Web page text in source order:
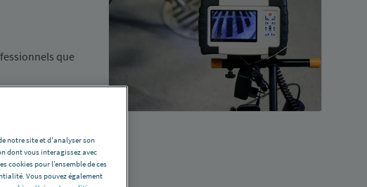
que
notre site et d'analyser son
dont vous interagissez avec
cookies pour l’ensemble de ces
Vous pouvez également